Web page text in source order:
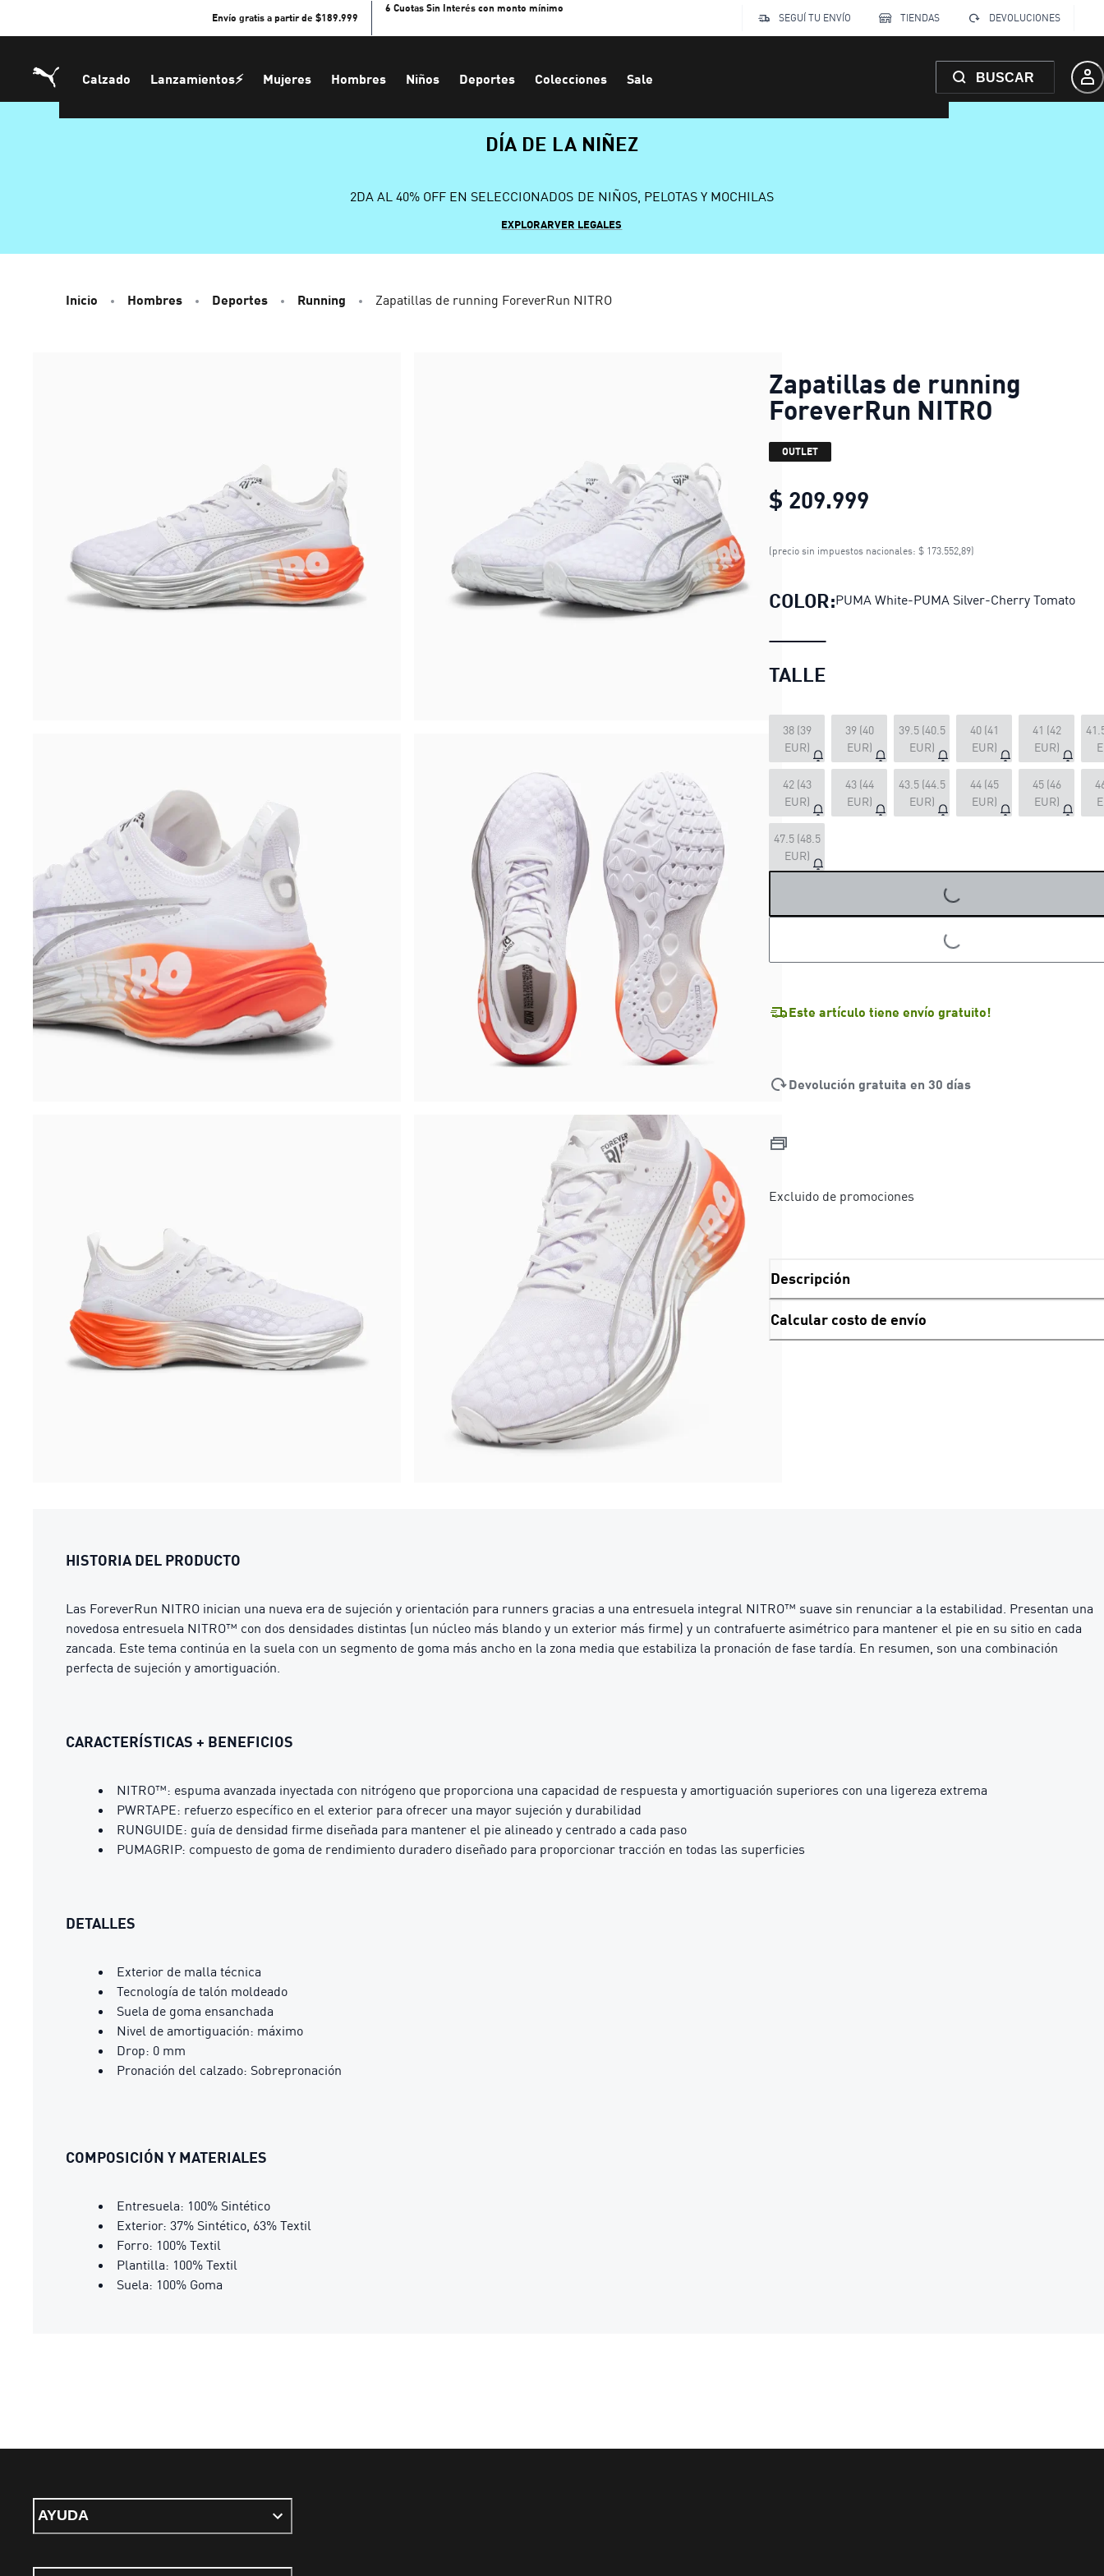
Envío gratis a partir de $189.999
6 Cuotas Sin Interés con monto mínimo
SEGUÍ TU ENVÍO
TIENDAS DEVOLUCIONES
Calzado Lanzamientos⚡ Mujeres Hombres Niños Deportes Colecciones Sale BUSCAR
DÍA DE LA NIÑEZ
2DA AL 40% OFF EN SELECCIONADOS DE NIÑOS, PELOTAS Y MOCHILAS
EXPLORARVER LEGALES
Inicio Hombres Deportes Running Zapatillas de running ForeverRun NITRO
Zapatillas de running
ForeverRun NITRO
OUTLET
$ 209.999
Zapatillas de running
(precio sin impuestos nacionales: $ 173.552,89)
COLOR:PUMA White-PUMA Silver-Cherry Tomato
TALLE
38 (39
EUR)
39 (40
EUR)
39.5 (40.5
EUR)
40 (41
EUR)
41 (42
EUR)
42 (43
EUR)
43 (44
EUR)
43.5 (44.5
EUR)
44 (45
EUR)
45 (46
EUR)
47.5 (48.5
EUR)
LOADING...
LOADING...
Este artículo tiene envío gratuito!
Devolución gratuita en 30 días
Excluido de promociones
Descripción
Calcular costo de envío
HISTORIA DEL PRODUCTO
Las ForeverRun NITRO inician una nueva era de sujeción y orientación para runners gracias a una entresuela integral NITRO™ suave sin renunciar a la estabilidad. Presentan una
novedosa entresuela NITRO™ con dos densidades distintas (un núcleo más blando y un exterior más firme) y un contrafuerte asimétrico para mantener el pie en su sitio en cada
zancada. Este tema continúa en la suela con un segmento de goma más ancho en la zona media que estabiliza la pronación de fase tardía. En resumen, son una combinación
perfecta de sujeción y amortiguación.
CARACTERÍSTICAS + BENEFICIOS
NITRO™: espuma avanzada inyectada con nitrógeno que proporciona una capacidad de respuesta y amortiguación superiores con una ligereza extrema
PWRTAPE: refuerzo específico en el exterior para ofrecer una mayor sujeción y durabilidad
RUNGUIDE: guía de densidad firme diseñada para mantener el pie alineado y centrado a cada paso
PUMAGRIP: compuesto de goma de rendimiento duradero diseñado para proporcionar tracción en todas las superficies
DETALLES
Exterior de malla técnica
Tecnología de talón moldeado
Suela de goma ensanchada
Nivel de amortiguación: máximo
Drop: 0 mm
Pronación del calzado: Sobrepronación
COMPOSICIÓN Y MATERIALES
Entresuela: 100% Sintético
Exterior: 37% Sintético, 63% Textil
Forro: 100% Textil
Plantilla: 100% Textil
Suela: 100% Goma
AYUDA